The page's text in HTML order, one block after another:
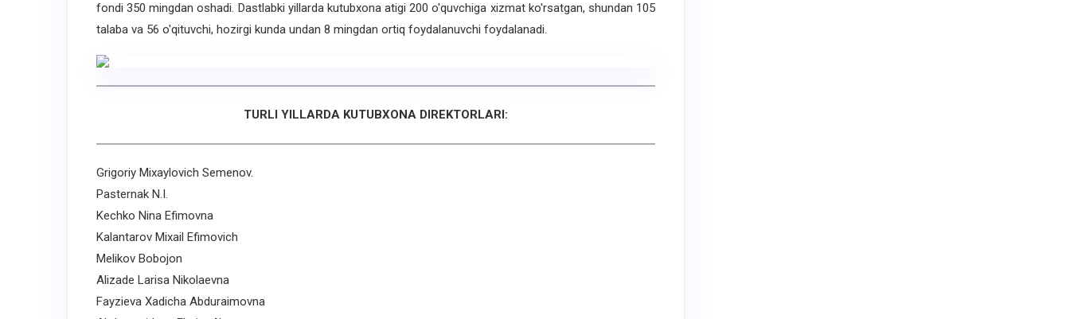
fondi 350 mingdan oshadi. Dastlabki yillarda kutubxona atigi 200 o'quvchiga xizmat ko'rsatgan, shundan 105
talaba va 56 o'qituvchi, hozirgi kunda undan 8 mingdan ortiq foydalanuvchi foydalanadi.
TURLI YILLARDA KUTUBXONA DIREKTORLARI:
Grigoriy Mixaylovich Semenov.
Pasternak N.I.
Kechko Nina Efimovna
Kalantarov Mixail Efimovich
Melikov Bobojon
Alizade Larisa Nikolaevna
Fayzieva Xadicha Abduraimovna